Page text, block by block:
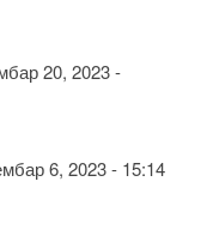
20, 2023 -
6, 2023 - 15:14